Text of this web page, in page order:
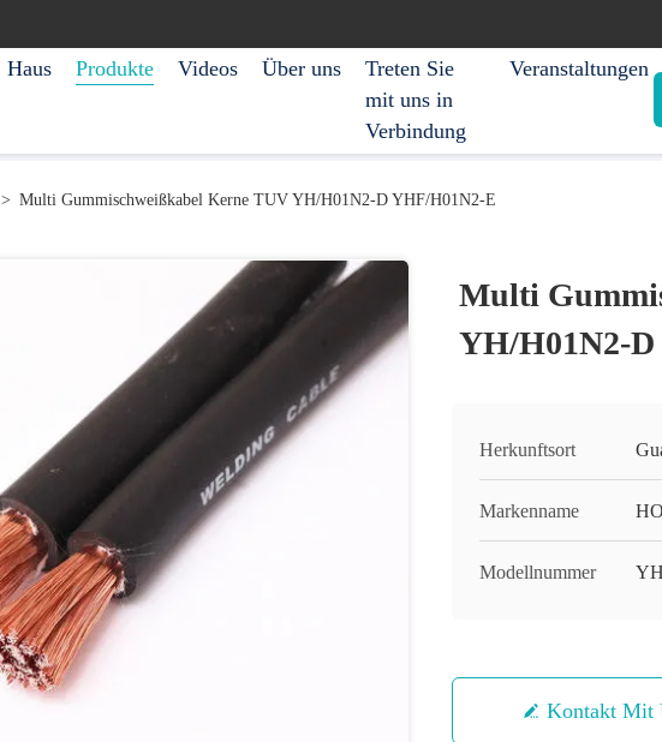
Haus Produkte Videos Über uns
Treten Sie
mit uns in
Verbindung
Veranstaltungen
> Multi Gummischweißkabel Kerne TUV YH/H01N2-D YHF/H01N2-E
Multi
YH/H01N2-
Herkunftsort
Markenname
Modellnummer
Kontakt Mit